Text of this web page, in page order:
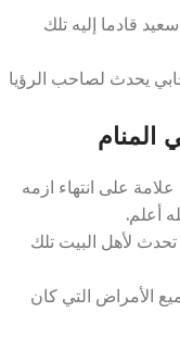
قادما إليه تلك
يحدث لصاحب الرؤيا
المنام
على انتهاء ازمه
أعلم.
لأهل البيت تلك
الأمراض التي كان